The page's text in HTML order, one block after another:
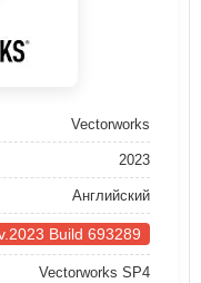
Vectorworks
2023
Английский
Build 693289
Vectorworks SP4